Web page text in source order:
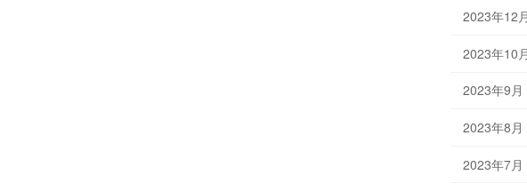
2023年12月
2023年10月
2023年9月
2023年8月
2023年7月